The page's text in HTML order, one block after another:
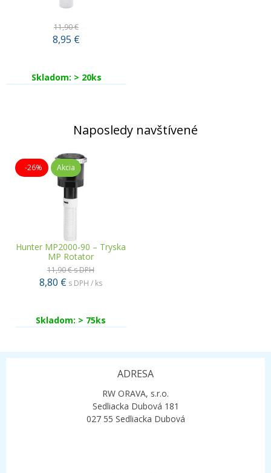
11,90 €
8,95 €
Skladom: > 20ks
Naposledy navštívené
-26% Akcia
Hunter MP2000-90 – Tryska
MP Rotator
11,90 €s DPH
8,80 € s DPH / ks
Skladom: > 75ks
ADRESA
RW ORAVA, s.r.o.
Sedliacka Dubová 181
027 55 Sedliacka Dubová